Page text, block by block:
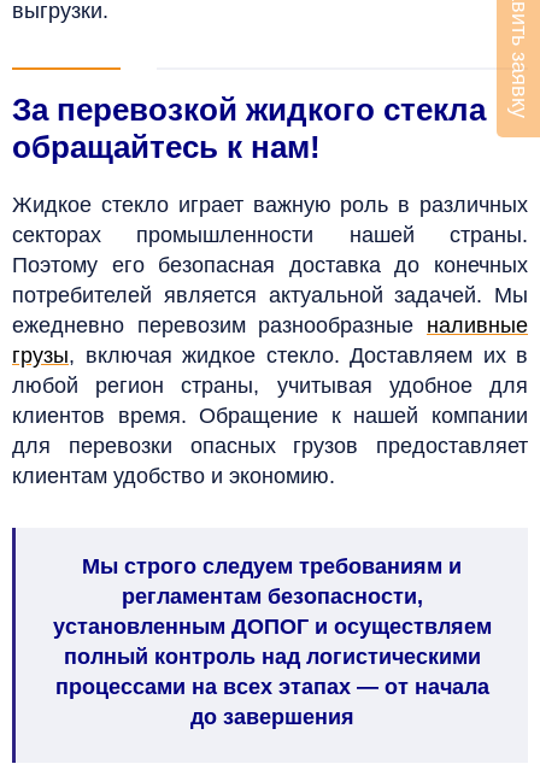
выгрузки.
За перевозкой жидкого стекла
обращайтесь к нам!
Жидкое стекло играет важную роль в различных
секторах промышленности нашей страны.
Поэтому его безопасная доставка до конечных
потребителей является актуальной задачей. Мы
ежедневно перевозим разнообразные наливные
грузы, включая жидкое стекло. Доставляем их в
любой регион страны, учитывая удобное для
клиентов время.Обращение к нашей компании
для перевозки опасных грузов предоставляет
клиентам удобство и экономию.
Мы строго следуем требованиям и
регламентам безопасности,
установленным ДОПОГ и осуществляем
полный контроль над логистическими
процессами на всех этапах — от начала
до завершения
Оставить заявку